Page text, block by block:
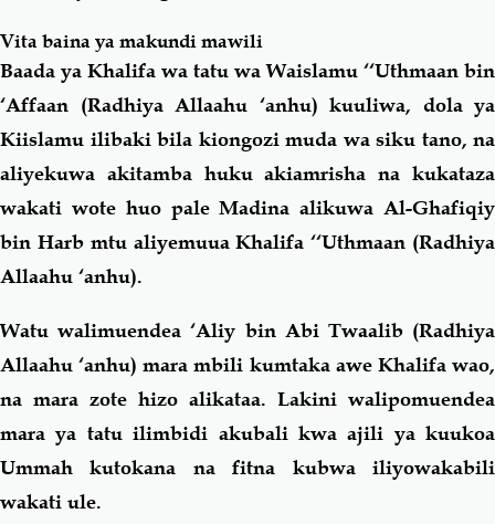
Vita baina ya makundi mawili
Baada ya Khalifa wa tatu wa Waislamu ‘‘Uthmaan bin
‘Affaan (Radhiya Allaahu ‘anhu) kuuliwa, dola ya
Kiislamu ilibaki bila kiongozi muda wa siku tano, na
aliyekuwa akitamba huku akiamrisha na kukataza
wakati wote huo pale Madina alikuwa Al-Ghafiqiy
bin Harb mtu aliyemuua Khalifa ‘‘Uthmaan (Radhiya
Allaahu ‘anhu).
Watu walimuendea ‘Aliy bin Abi Twaalib (Radhiya
Allaahu ‘anhu) mara mbili kumtaka awe Khalifa wao,
na mara zote hizo alikataa. Lakini walipomuendea
mara ya tatu ilimbidi akubali kwa ajili ya kuukoa
Ummah kutokana na fitna kubwa iliyowakabili
wakati ule.